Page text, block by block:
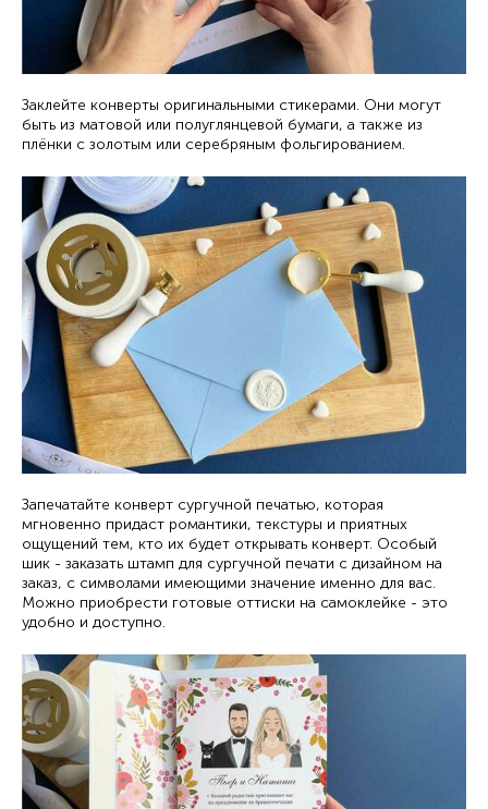
Заклейте конверты оригинальными стикерами. Они могут
быть из матовой или полуглянцевой бумаги, а также из
плёнки с золотым или серебряным фольгированием.
Запечатайте конверт сургучной печатью, которая
мгновенно придаст романтики, текстуры и приятных
ощущений тем, кто их будет открывать конверт. Особый
шик - заказать штамп для сургучной печати с дизайном на
заказ, с символами имеющими значение именно для вас.
Можно приобрести готовые оттиски на самоклейке - это
удобно и доступно.